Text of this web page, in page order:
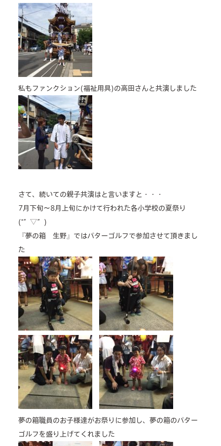
私もファンクション(福祉用具)の高田さんと共演しました
さて、続いての親子共演はと言いますと・・・
7月下旬～8月上旬にかけて行われた各小学校の夏祭り
(*”▽”)
『夢の箱 生野』ではパターゴルフで参加させて頂きまし
た
夢の箱職員のお子様達がお祭りに参加し、夢の箱のパター
ゴルフを盛り上げてくれました